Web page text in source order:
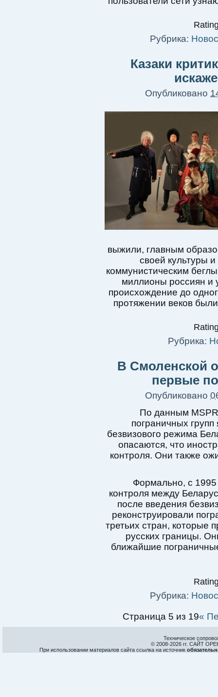
Рубрика:
Казаки
Опубликовано
выжили, главным
своей культуры
коммунистическим
миллионы россиян и
происхождение до
протяжении веков
Рубрика:
В Смоленской
первые
Опубликовано
По данным
пограничных
безвизового режима
опасаются, что
контроля. Они также
Формально, с 1995
контроля между
после введения
реконструировали
третьих стран, которые
русских границы.
ближайшие
Рубрика:
Страница 5 из 19«
Техническое
© 2008-2026 гг. САЙТ
При использовании материалов сайта ссылка на источник